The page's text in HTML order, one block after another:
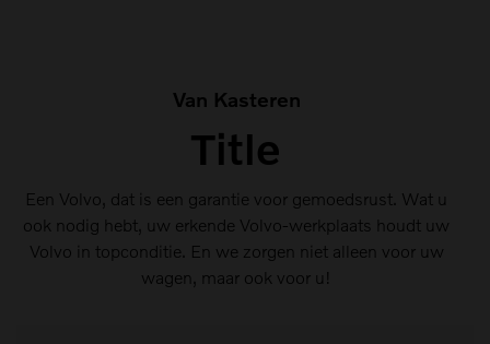
Van Kasteren
Title
Een Volvo, dat is een garantie voor gemoedsrust. Wat u
ook nodig hebt, uw erkende Volvo-werkplaats houdt uw
Volvo in topconditie. En we zorgen niet alleen voor uw
wagen, maar ook voor u!